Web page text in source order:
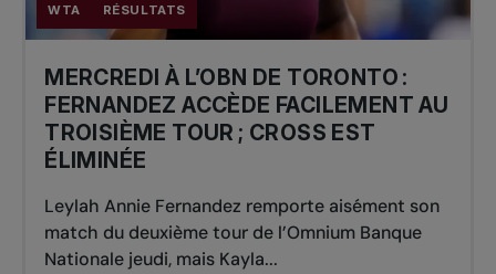
WTA RÉSULTATS
MERCREDI À L’OBN DE TORONTO :
FERNANDEZ ACCÈDE FACILEMENT AU
TROISIÈME TOUR ; CROSS EST
ÉLIMINÉE
Leylah Annie Fernandez remporte aisément son
match du deuxième tour de l’Omnium Banque
Nationale jeudi, mais Kayla...